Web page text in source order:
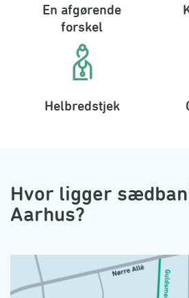
En afgørende
forskel
Helbredstjek
Hvor ligger
Aarhus?